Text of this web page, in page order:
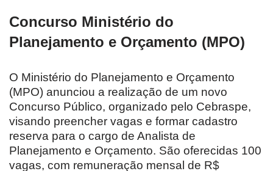
Concurso Ministério do
Planejamento e Orçamento (MPO)
O Ministério do Planejamento e Orçamento
(MPO) anunciou a realização de um novo
Concurso Público, organizado pelo Cebraspe,
visando preencher vagas e formar cadastro
reserva para o cargo de Analista de
Planejamento e Orçamento. São oferecidas 100
vagas, com remuneração mensal de R$